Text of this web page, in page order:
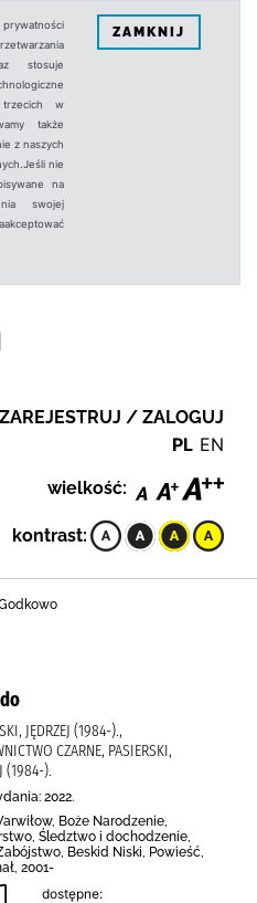
stosuje
trzecich w
także
z naszych
nie
na
swojej
ZAMKNIJ
ZAREJESTRUJ / ZALOGUJ
PL EN
wielkość:
kontrast:
JĘDRZEJ (1984-).,
CZARNE, PASIERSKI,
(1984-).
2022.
Boże Narodzenie,
Śledztwo i dochodzenie,
Beskid Niski, Powieść,
2001-
dostępne: